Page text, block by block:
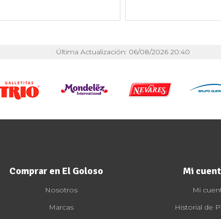
Última Actualización: 06/08/2026 20:40
Comprar en El Goloso
Nosotros
Marcas
Mi
Mi
Historial de